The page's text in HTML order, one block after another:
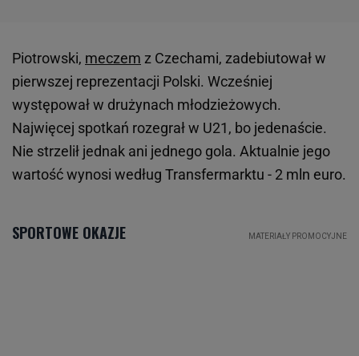
Piotrowski, meczem z Czechami, zadebiutował w
pierwszej reprezentacji Polski. Wcześniej
występował w drużynach młodzieżowych.
Najwięcej spotkań rozegrał w U21, bo jedenaście.
Nie strzelił jednak ani jednego gola. Aktualnie jego
wartość wynosi według Transfermarktu - 2 mln euro.